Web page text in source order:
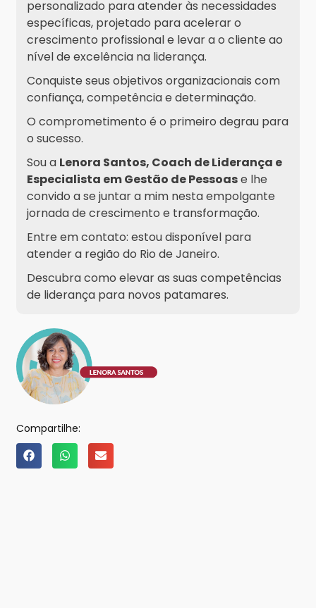
personalizado para atender às necessidades
específicas, projetado para acelerar o
crescimento profissional e levar a o cliente ao
nível de excelência na liderança.
Conquiste seus objetivos organizacionais com
confiança, competência e determinação.
O comprometimento é o primeiro degrau para
o sucesso.
Sou a Lenora Santos, Coach de Liderança e
Especialista em Gestão de Pessoase lhe
convido a se juntar a mim nesta empolgante
jornada de crescimento e transformação.
Entre em contato: estou disponível para
atender a região do Rio de Janeiro.
Descubra como elevar as suas competências
de liderança para novos patamares.